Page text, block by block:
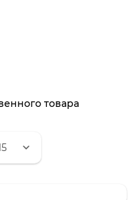
товара